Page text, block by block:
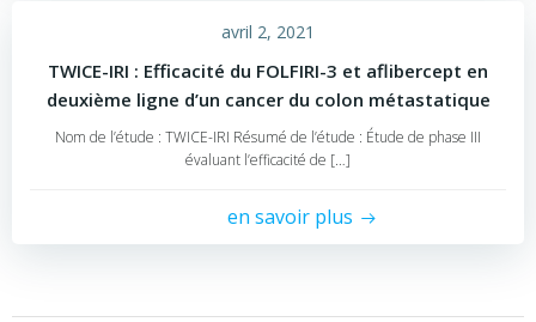
avril 2, 2021
TWICE-IRI : Efficacité du FOLFIRI-3 et aflibercept en
deuxième ligne d’un cancer du colon métastatique
Nom de l’étude : TWICE-IRI Résumé de l’étude : Étude de phase III
évaluant l’efficacité de […]
en savoir plus